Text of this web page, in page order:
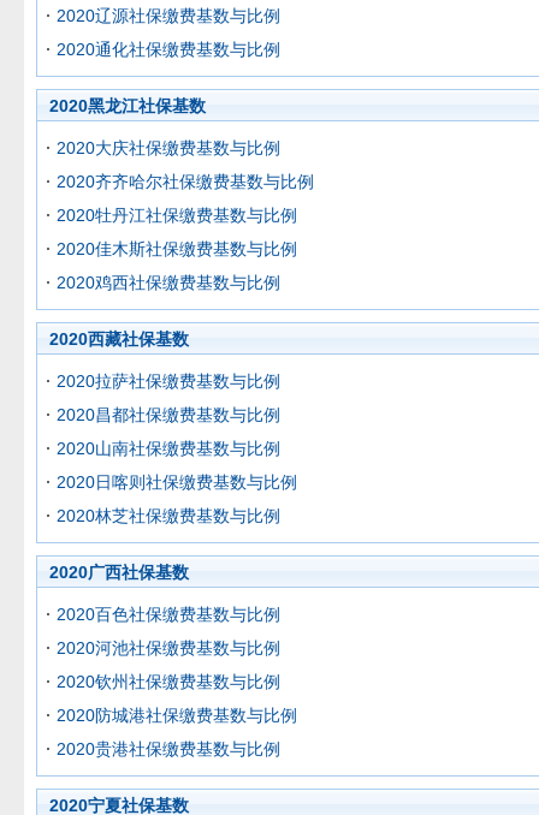
2020辽源社保缴费基数与比例
2020通化社保缴费基数与比例
2020黑龙江社保基数
2020大庆社保缴费基数与比例
2020齐齐哈尔社保缴费基数与比例
2020牡丹江社保缴费基数与比例
2020佳木斯社保缴费基数与比例
2020鸡西社保缴费基数与比例
2020西藏社保基数
2020拉萨社保缴费基数与比例
2020昌都社保缴费基数与比例
2020山南社保缴费基数与比例
2020日喀则社保缴费基数与比例
2020林芝社保缴费基数与比例
2020广西社保基数
2020百色社保缴费基数与比例
2020河池社保缴费基数与比例
2020钦州社保缴费基数与比例
2020防城港社保缴费基数与比例
2020贵港社保缴费基数与比例
2020宁夏社保基数